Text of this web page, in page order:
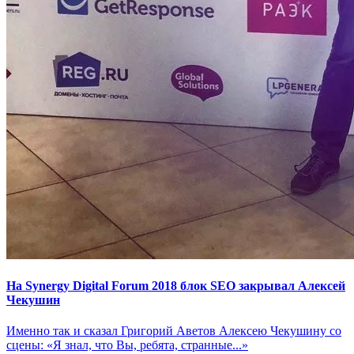
На Synergy Digital Forum 2018 блок SEO закрывал Алексей
Чекушин
Именно так и сказал Григорий Аветов Алексею Чекушину со
сцены: «Я знал, что Вы, ребята, странные...»